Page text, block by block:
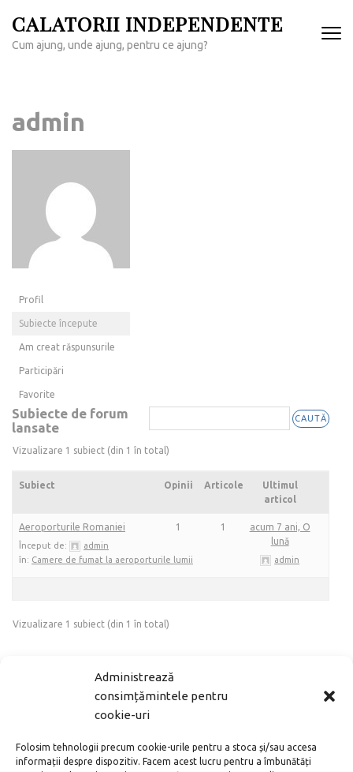
Administrează
consimțămintele pentru
cookie-uri
Folosim tehnologii precum cookie-urile pentru a stoca și/sau accesa
informații despre dispozitiv. Facem acest lucru pentru a îmbunătăți
conținut
CALATORII INDEPENDENTE
Cum ajung, unde ajung, pentru ce ajung?
admin
Profil
Subiecte începute
Am creat răspunsurile
Participări
Favorite
Subiecte de forum
lansate
Vizualizare 1 subiect (din 1 în total)
Subiect Opinii Articole
Ultimul
articol
Aeroporturile Romaniei
Început de:
admin
în: Camere de fumat la aeroporturile lumii
1 1
acum 7 ani, O
lună
admin
Vizualizare 1 subiect (din 1 în total)
ARTICOLE POPULARE
Noul aeroport din Istanbul – cum ajung în